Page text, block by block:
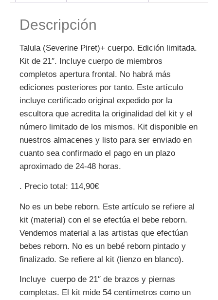
Descripción
Talula (Severine Piret)+ cuerpo. Edición limitada.
Kit de 21″. Incluye cuerpo de miembros
completos apertura frontal. No habrá más
ediciones posteriores por tanto. Este artículo
incluye certificado original expedido por la
escultora que acredita la originalidad del kit y el
número limitado de los mismos. Kit disponible en
nuestros almacenes y listo para ser enviado en
cuanto sea confirmado el pago en un plazo
aproximado de 24-48 horas.
. Precio total: 114,90€
No es un bebe reborn. Este artículo se refiere al
kit (material) con el se efectúa el bebe reborn.
Vendemos material a las artistas que efectúan
bebes reborn. No es un bebé reborn pintado y
finalizado. Se refiere al kit (lienzo en blanco).
Incluye cuerpo de 21″ de brazos y piernas
completas. El kit mide 54 centímetros como un